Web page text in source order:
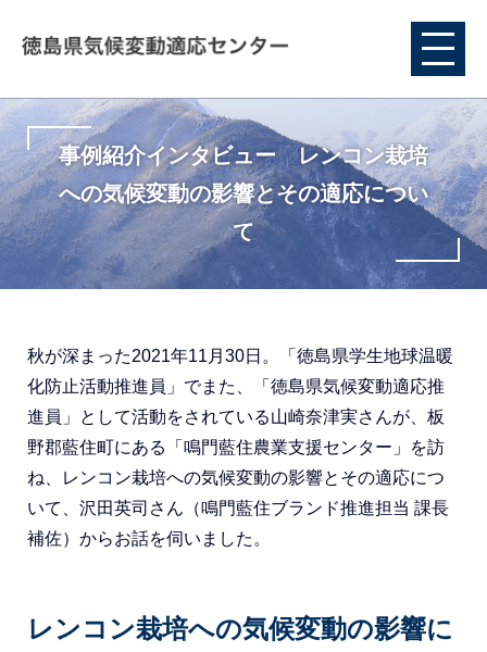
事例紹介インタビュー レンコン栽培
への気候変動の影響とその適応につい
て
秋が深まった2021年11月30日。「徳島県学生地球温暖
化防止活動推進員」でまた、「徳島県気候変動適応推
進員」として活動をされている山崎奈津実さんが、板
野郡藍住町にある「鳴門藍住農業支援センター」を訪
ね、レンコン栽培への気候変動の影響とその適応につ
いて、沢田英司さん（鳴門藍住ブランド推進担当 課長
補佐）からお話を伺いました。
レンコン栽培への気候変動の影響に